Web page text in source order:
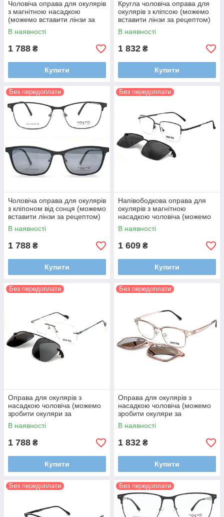
Чоловіча оправа для окулярів
з магнітною насадкою
(можемо вставити лінзи за
рецептом)
В наявності
1 788 ₴
Купити
Кругла чоловіча оправа для
окулярів з кліпсою (можемо
вставити лінзи за рецептом)
В наявності
1 832 ₴
Купити
Без передоплати
Чоловіча оправа для окулярів
з кліпоном від сонця (можемо
вставити лінзи за рецептом)
В наявності
1 788 ₴
Купити
Без передоплати
Напівободкова оправа для
окулярів з магнітною
насадкою чоловіча (можемо
вставити лінзи за рецептом)
В наявності
1 609 ₴
Купити
Без передоплати
Оправа для окулярів з
насадкою чоловіча (можемо
зробити окуляри за
рецептом)
В наявності
1 788 ₴
Купити
Без передоплати
Оправа для окулярів з
насадкою чоловіча (можемо
зробити окуляри за
рецептом)
В наявності
1 832 ₴
Купити
Без передоплати Без передоплати